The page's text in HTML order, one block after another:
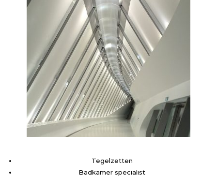
Tegelzetten
Badkamer specialist